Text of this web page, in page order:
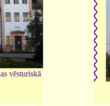
vēsturiskā